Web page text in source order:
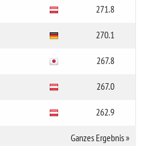
271.8
270.1
267.8
267.0
262.9
Ganzes Ergebnis»